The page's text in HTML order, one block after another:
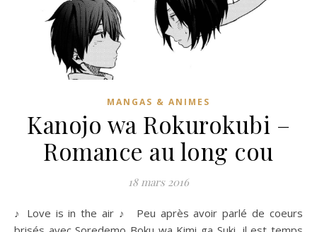
MANGAS & ANIMES
Kanojo wa Rokurokubi –
Romance au long cou
18 mars 2016
♪ Love is in the air ♪ Peu après avoir parlé de coeurs